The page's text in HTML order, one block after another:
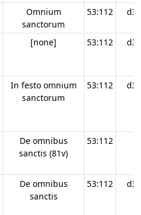
Omnium
sanctorum
53:112 d34
[none] 53:112 d34
In festo omnium
sanctorum
53:112 d34
De omnibus
sanctis (81v)
53:112
De omnibus
sanctis
53:112 d34